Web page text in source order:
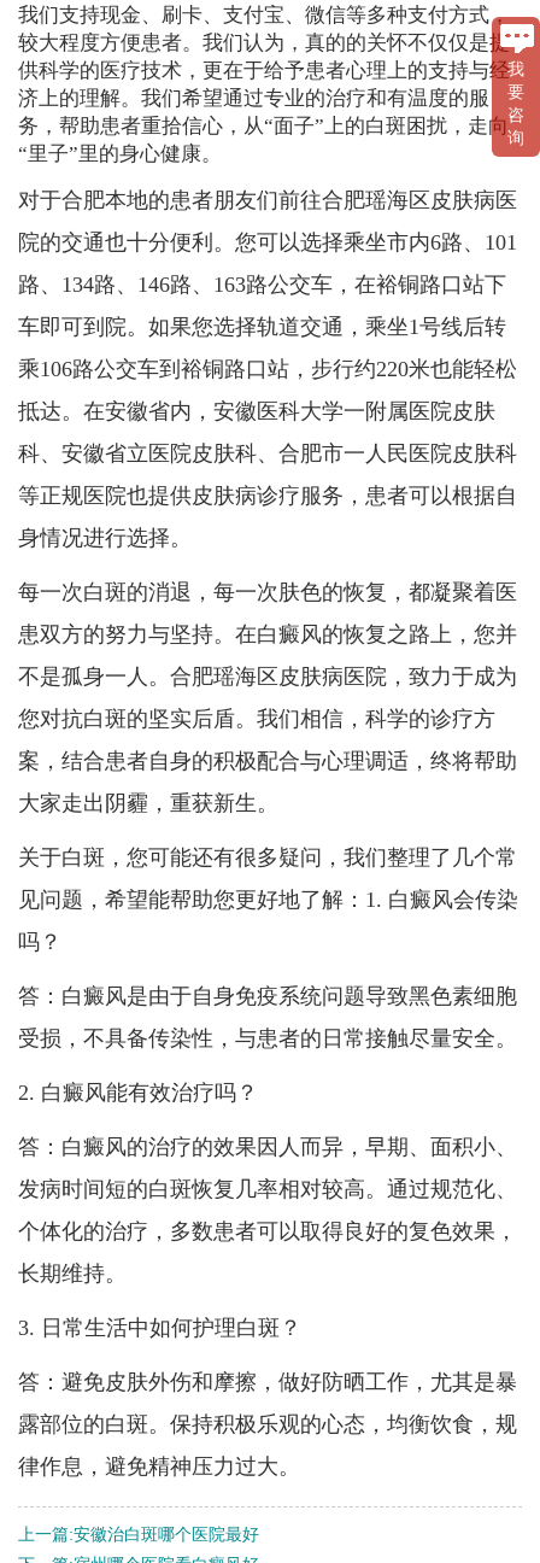
我们支持现金、刷卡、支付宝、微信等多种支付方式，
较大程度方便患者。我们认为，真的的关怀不仅仅是提
供科学的医疗技术，更在于给予患者心理上的支持与经
济上的理解。我们希望通过专业的治疗和有温度的服
务，帮助患者重拾信心，从“面子”上的白斑困扰，走向
“里子”里的身心健康。
对于合肥本地的患者朋友们前往合肥瑶海区皮肤病医
院的交通也十分便利。您可以选择乘坐市内6路、101
路、134路、146路、163路公交车，在裕铜路口站下
车即可到院。如果您选择轨道交通，乘坐1号线后转
乘106路公交车到裕铜路口站，步行约220米也能轻松
抵达。在安徽省内，安徽医科大学一附属医院皮肤
科、安徽省立医院皮肤科、合肥市一人民医院皮肤科
等正规医院也提供皮肤病诊疗服务，患者可以根据自
身情况进行选择。
每一次白斑的消退，每一次肤色的恢复，都凝聚着医
患双方的努力与坚持。在白癜风的恢复之路上，您并
不是孤身一人。合肥瑶海区皮肤病医院，致力于成为
您对抗白斑的坚实后盾。我们相信，科学的诊疗方
案，结合患者自身的积极配合与心理调适，终将帮助
大家走出阴霾，重获新生。
关于白斑，您可能还有很多疑问，我们整理了几个常
见问题，希望能帮助您更好地了解：1. 白癜风会传染
吗？
答：白癜风是由于自身免疫系统问题导致黑色素细胞
受损，不具备传染性，与患者的日常接触尽量安全。
2. 白癜风能有效治疗吗？
答：白癜风的治疗的效果因人而异，早期、面积小、
发病时间短的白斑恢复几率相对较高。通过规范化、
个体化的治疗，多数患者可以取得良好的复色效果，
长期维持。
3. 日常生活中如何护理白斑？
答：避免皮肤外伤和摩擦，做好防晒工作，尤其是暴
露部位的白斑。保持积极乐观的心态，均衡饮食，规
律作息，避免精神压力过大。
上一篇:安徽治白斑哪个医院最好
我
要
咨
询